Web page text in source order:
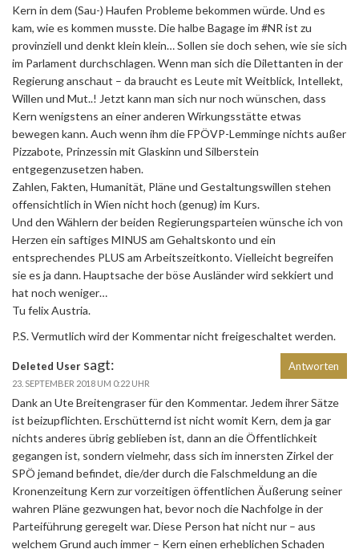
Kern in dem (Sau-) Haufen Probleme bekommen würde. Und es
kam, wie es kommen musste. Die halbe Bagage im #NR ist zu
provinziell und denkt klein klein… Sollen sie doch sehen, wie sie sich
im Parlament durchschlagen. Wenn man sich die Dilettanten in der
Regierung anschaut – da braucht es Leute mit Weitblick, Intellekt,
Willen und Mut..! Jetzt kann man sich nur noch wünschen, dass
Kern wenigstens an einer anderen Wirkungsstätte etwas
bewegen kann. Auch wenn ihm die FPÖVP-Lemminge nichts außer
Pizzabote, Prinzessin mit Glaskinn und Silberstein
entgegenzusetzen haben.
Zahlen, Fakten, Humanität, Pläne und Gestaltungswillen stehen
offensichtlich in Wien nicht hoch (genug) im Kurs.
Und den Wählern der beiden Regierungsparteien wünsche ich von
Herzen ein saftiges MINUS am Gehaltskonto und ein
entsprechendes PLUS am Arbeitszeitkonto. Vielleicht begreifen
sie es ja dann. Hauptsache der böse Ausländer wird sekkiert und
hat noch weniger…
Tu felix Austria.
P.S. Vermutlich wird der Kommentar nicht freigeschaltet werden.
Deleted User sagt:
23. SEPTEMBER 2018 UM 0:22 UHR
Dank an Ute Breitengraser für den Kommentar. Jedem ihrer Sätze
ist beizupflichten. Erschütternd ist nicht womit Kern, dem ja gar
nichts anderes übrig geblieben ist, dann an die Öffentlichkeit
gegangen ist, sondern vielmehr, dass sich im innersten Zirkel der
SPÖ jemand befindet, die/der durch die Falschmeldung an die
Kronenzeitung Kern zur vorzeitigen öffentlichen Äußerung seiner
wahren Pläne gezwungen hat, bevor noch die Nachfolge in der
Parteiführung geregelt war. Diese Person hat nicht nur – aus
welchem Grund auch immer – Kern einen erheblichen Schaden
Antworten